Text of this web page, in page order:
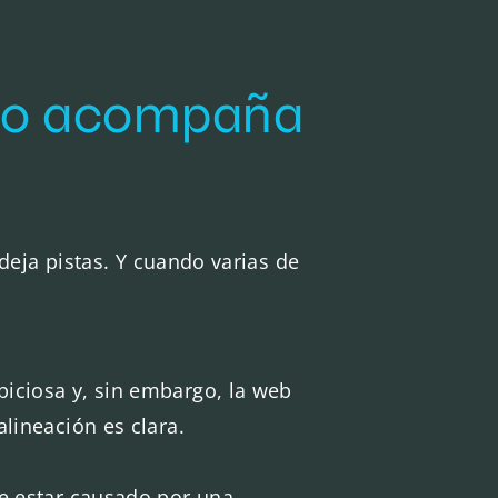
acompaña
pistas. Y cuando varias de
y, sin embargo, la web
es clara.